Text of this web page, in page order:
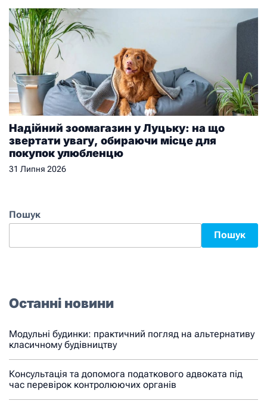
Надійний зоомагазин у Луцьку: на що
звертати увагу, обираючи місце для
покупок улюбленцю
31 Липня 2026
Пошук
Пошук
Останні новини
Модульні будинки: практичний погляд на альтернативу
класичному будівництву
Консультація та допомога податкового адвоката під
час перевірок контролюючих органів